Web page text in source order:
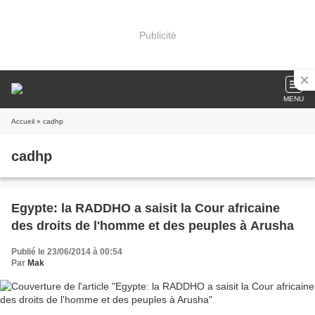
Publicité
MENU
Accueil » cadhp
cadhp
Egypte: la RADDHO a saisit la Cour africaine
des droits de l'homme et des peuples à Arusha
Publié le 23/06/2014 à 00:54
Par Mak